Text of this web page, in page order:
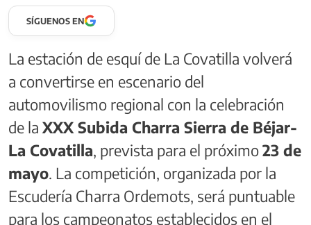
SÍGUENOS EN
La estación de esquí de La Covatilla volverá
a convertirse en escenario del
automovilismo regional con la celebración
de la XXX Subida Charra Sierra de Béjar-
La Covatilla, prevista para el próximo23 de
mayo. La competición, organizada por la
Escudería Charra Ordemots, será puntuable
para los campeonatos establecidos en el